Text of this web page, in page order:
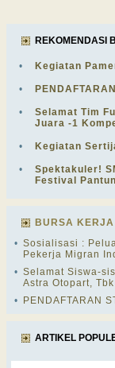
REKOMENDASI
• Kegiatan
•
•
Selamat Tim
Juara -1
• Kegiatan
•
Spektakuler!
Festival
BURSA
• Sosialisasi :
Pekerja Migran
• Selamat Siswa-
Astra Otopart, Tbk
•
PENDAFTARAN
ARTIKEL